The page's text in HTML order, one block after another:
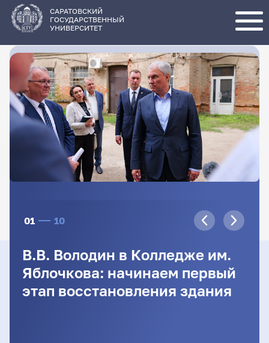
основному
содержанию
САРАТОВСКИЙ
ГОСУДАРСТВЕННЫЙ
УНИВЕРСИТЕТ
01 10
В.В. Володин в Колледже им.
Яблочкова: начинаем первый
этап восстановления здания